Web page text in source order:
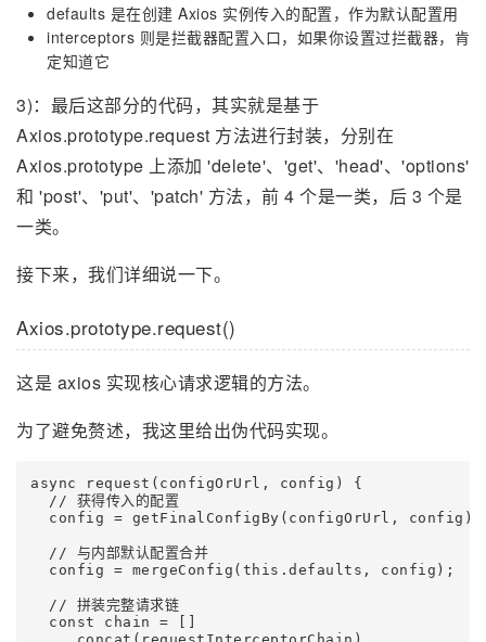
defaults 是在创建 Axios 实例传入的配置，作为默认配置用
interceptors 则是拦截器配置入口，如果你设置过拦截器，肯
定知道它
3)：最后这部分的代码，其实就是基于
Axios.prototype.request 方法进行封装，分别在
Axios.prototype 上添加 'delete'、'get'、'head'、'options'
和 'post'、'put'、'patch' 方法，前 4 个是一类，后 3 个是
一类。
接下来，我们详细说一下。
Axios.prototype.request()
这是 axios 实现核心请求逻辑的方法。
为了避免赘述，我这里给出伪代码实现。
async request(configOrUrl, config) {
  // 获得传入的配置
  config = getFinalConfigBy(configOrUrl, config)
  // 与内部默认配置合并
  config = mergeConfig(this.defaults, config);
  // 拼装完整请求链
  const chain = []